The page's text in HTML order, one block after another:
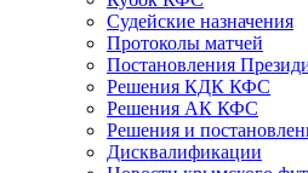
Судейские назначения
Протоколы матчей
Постановления
Решения КДК КФС
Решения АК КФС
Решения и
Дисквалификации